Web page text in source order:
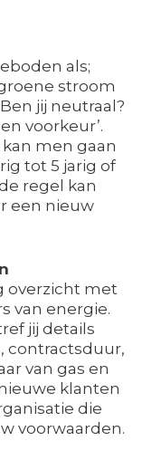
als;
stroom
jij neutraal?
voorkeur’.
men gaan
tot 5 jarig of
regel kan
een nieuw
overzicht met
van energie.
jij details
contractsduur,
van gas en
klanten
die
voorwaarden.